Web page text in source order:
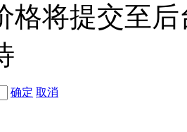
格将提交至
确定 取消